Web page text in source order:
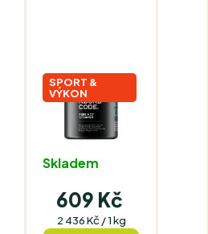
SPORT &
VÝKON
Skladem
609 Kč
Měrná
2 436 Kč / 1 kg